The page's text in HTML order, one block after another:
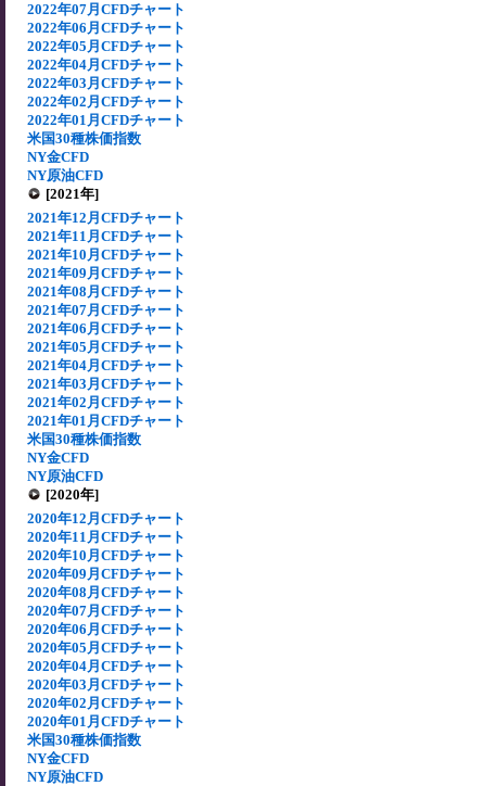
2022年07月CFDチャート
2022年06月CFDチャート
2022年05月CFDチャート
2022年04月CFDチャート
2022年03月CFDチャート
2022年02月CFDチャート
2022年01月CFDチャート
米国30種株価指数
NY金CFD
NY原油CFD
[2021年]
2021年12月CFDチャート
2021年11月CFDチャート
2021年10月CFDチャート
2021年09月CFDチャート
2021年08月CFDチャート
2021年07月CFDチャート
2021年06月CFDチャート
2021年05月CFDチャート
2021年04月CFDチャート
2021年03月CFDチャート
2021年02月CFDチャート
2021年01月CFDチャート
米国30種株価指数
NY金CFD
NY原油CFD
[2020年]
2020年12月CFDチャート
2020年11月CFDチャート
2020年10月CFDチャート
2020年09月CFDチャート
2020年08月CFDチャート
2020年07月CFDチャート
2020年06月CFDチャート
2020年05月CFDチャート
2020年04月CFDチャート
2020年03月CFDチャート
2020年02月CFDチャート
2020年01月CFDチャート
米国30種株価指数
NY金CFD
NY原油CFD